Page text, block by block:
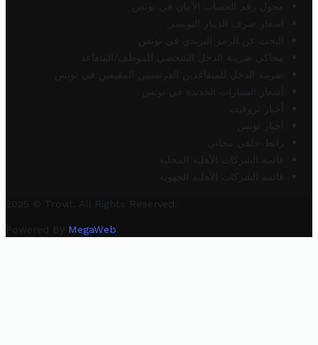
محول رقم الحساب الآيبان في تونس
أسعار صرف الدينار التونسي
البحث عن الرمز البريدي في تونس
محاكي ضريبة الدخل الشخصي للموظف/المتقاعد
ضريبة الدخل للمتقاعدين الفرنسيين المقيمين في تونس
أسعار السيارات الجديدة في تونس
أخبار تروفيت
أخبار تونس
رابط خلفي مجاني
قائمة الشركات الأهلية المحلية
قائمة الشركات الأهلية الجهوية
2025 © Trovit. All Rights Reserved.
Powered By MegaWeb